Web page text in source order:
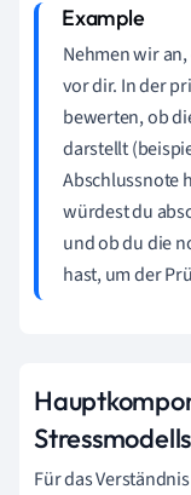
Nehmen wir
vor dir. In der
bewerten, ob
darstellt
Abschlussnote
würdest du
und ob du die
hast, um der
Stressmodells
Für das